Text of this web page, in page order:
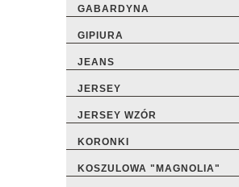
GABARDYNA
GIPIURA
JEANS
JERSEY
JERSEY WZÓR
KORONKI
KOSZULOWA "MAGNOLIA"